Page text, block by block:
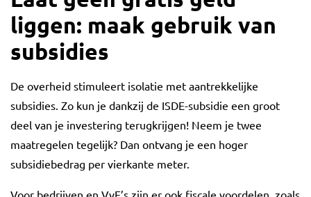
liggen: maak gebruik van
subsidies
De overheid stimuleert isolatie met aantrekkelijke
subsidies. Zo kun je dankzij de ISDE-subsidie een groot
deel van je investering terugkrijgen! Neem je twee
maatregelen tegelijk? Dan ontvang je een hoger
subsidiebedrag per vierkante meter.